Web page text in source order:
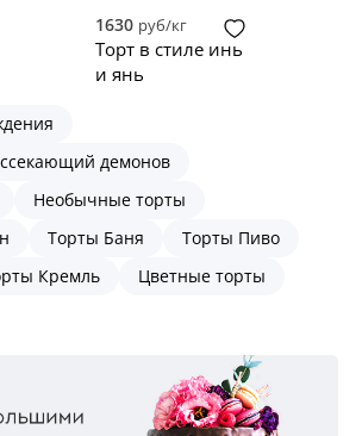
1630 руб/кг
Торт в стиле инь
и янь
демонов
Необычные торты
Торты Баня
Торты Пиво
Кремль Цветные торты